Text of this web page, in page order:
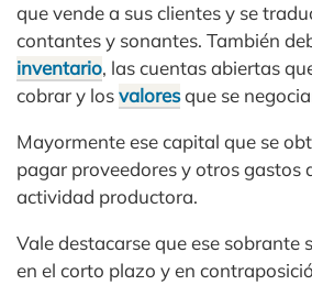
que vende a sus clientes y se
contantes y sonantes. También
inventario, las cuentas abiertas
cobrar y losvaloresque se
Mayormente ese capital que se
pagar proveedores y otros gastos
actividad productora.
Vale destacarse que ese sobrante
en el corto plazo y en